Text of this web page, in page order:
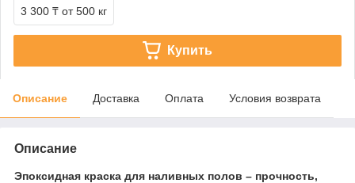
3 300 ₸ от 500 кг
Купить
Описание Доставка Оплата Условия возврата
Описание
Эпоксидная краска для наливных полов – прочность,